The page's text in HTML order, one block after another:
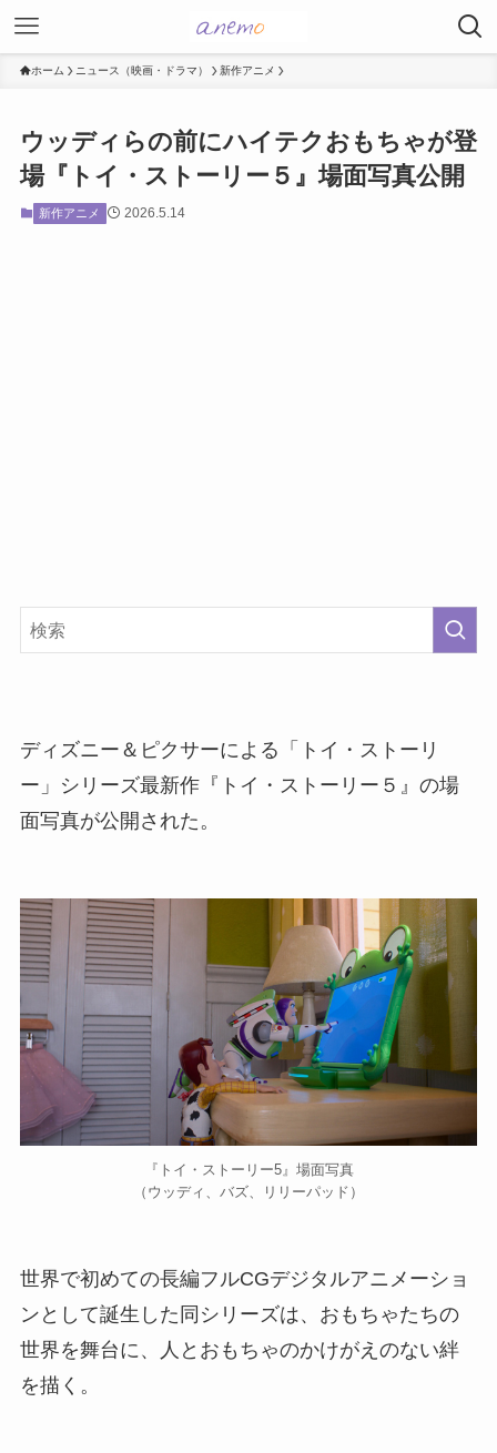
ホーム ニュース（映画・ドラマ） 新作アニメ
ウッディらの前にハイテクおもちゃが登
場『トイ・ストーリー５』場面写真公開
新作アニメ 2026.5.14
ディズニー＆ピクサーによる「トイ・ストーリ
ー」シリーズ最新作『トイ・ストーリー５』の場
面写真が公開された。
『トイ・ストーリー5』場面写真
（ウッディ、バズ、リリーパッド）
世界で初めての長編フルCGデジタルアニメーショ
ンとして誕生した同シリーズは、おもちゃたちの
世界を舞台に、人とおもちゃのかけがえのない絆
を描く。